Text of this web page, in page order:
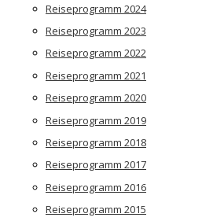
Reiseprogramm 2024
Reiseprogramm 2023
Reiseprogramm 2022
Reiseprogramm 2021
Reiseprogramm 2020
Reiseprogramm 2019
Reiseprogramm 2018
Reiseprogramm 2017
Reiseprogramm 2016
Reiseprogramm 2015